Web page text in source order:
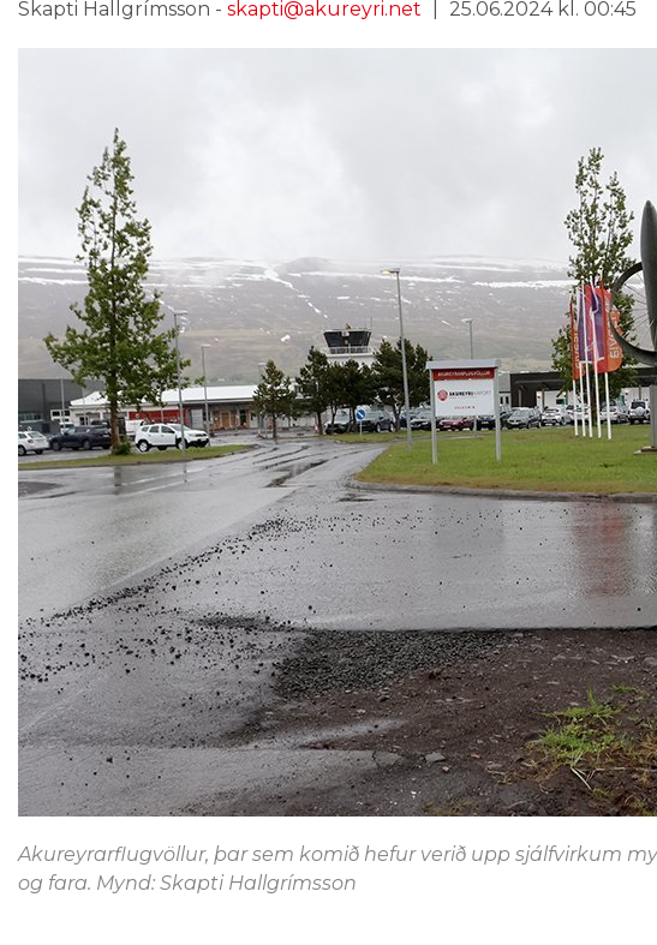
Skapti Hallgrímsson - skapti@akureyri.net 25.06.2024 kl. 00:45
Akureyrarflugvöllur, þar sem komið hefur verið upp sjálfvirkum
og fara. Mynd: Skapti Hallgrímsson